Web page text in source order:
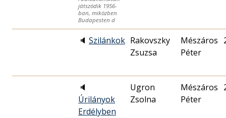
játszódik 1956-
ban, miközben
Budapesten d
🔈 Szilánkok Rakovszky
Zsuzsa
Mészáros
Péter
🔈
Úrilányok
Erdélyben
Ugron
Zsolna
Mészáros
Péter